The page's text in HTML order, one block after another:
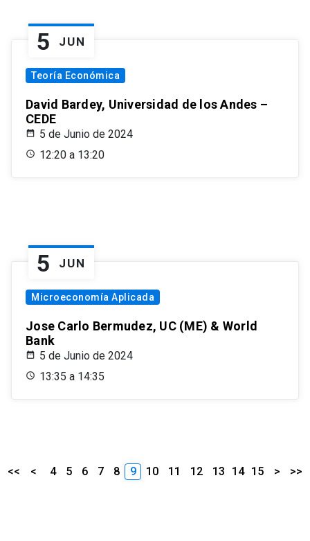
5 JUN
Teoría Económica
David Bardey, Universidad de los Andes –
CEDE
5 de Junio de 2024
12:20 a 13:20
5 JUN
Microeconomía Aplicada
Jose Carlo Bermudez, UC (ME) & World
Bank
5 de Junio de 2024
13:35 a 14:35
<< < 4 5 6 7 8 9 10 11 12 13 14 15 > >>